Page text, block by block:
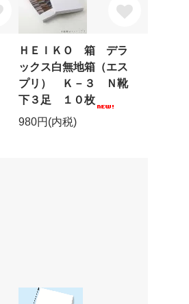
ＨＥＩＫＯ 箱 デラ
ックス白無地箱（エス
プリ） Ｋ－３ Ｎ靴
下３足 １０枚
980円(内税)